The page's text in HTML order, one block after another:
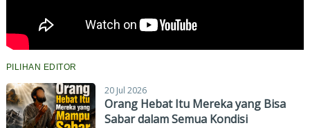
PILIHAN EDITOR
20 Jul 2026
Orang Hebat Itu Mereka yang Bisa
Sabar dalam Semua Kondisi